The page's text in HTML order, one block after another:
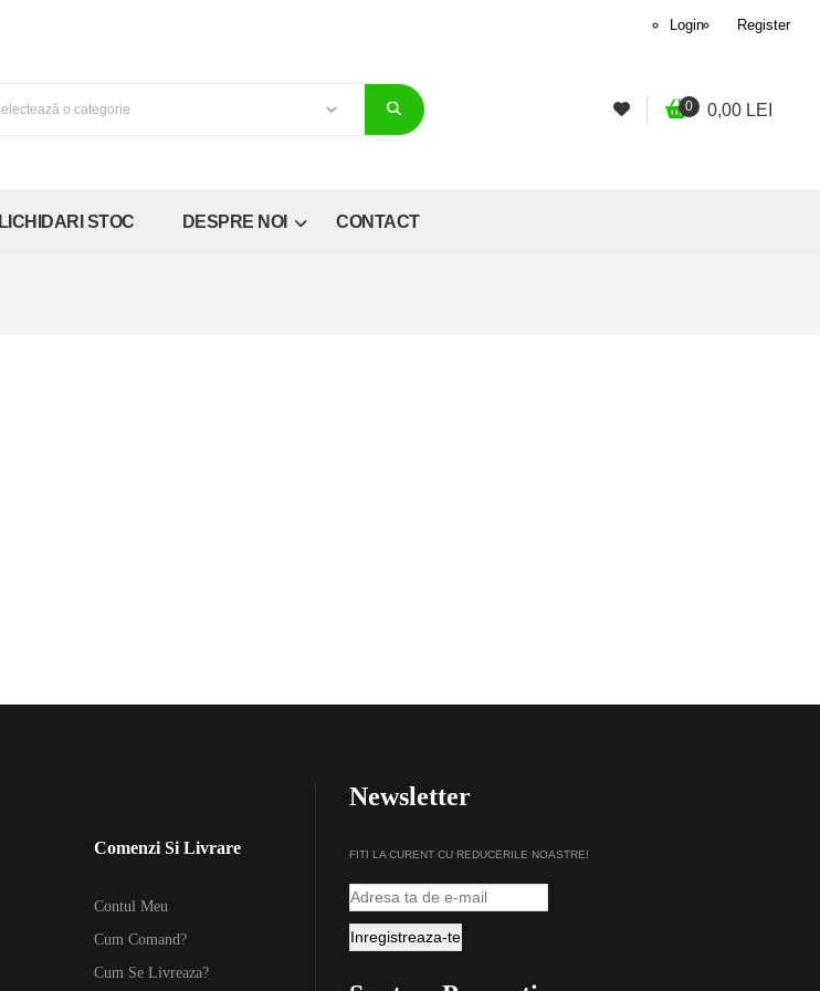
Login Register
0 0,00 LEI
LICHIDARI STOC DESPRE NOI CONTACT
Comenzi Si Livrare
Contul Meu
Cum Comand?
Cum Se Livreaza?
Newsletter
FITI LA CURENT CU REDUCERILE NOASTRE!